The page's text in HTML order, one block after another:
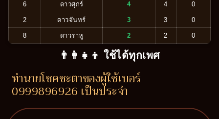
6 ดาวศุกร์ 4 4 0
2 ดาวจันทร์ 3 3 0
8 ดาวราหู 2 2 0
👨‍👩‍👧‍👦 ใช้ได้ทุกเพศ
ทำนายโชคชะตาของผู้ใช้เบอร์
0999896926 เป็นประจำ